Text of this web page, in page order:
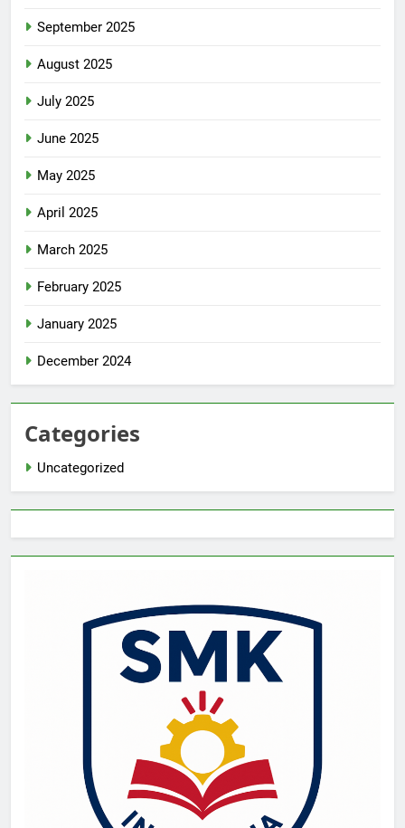
September 2025
August 2025
July 2025
June 2025
May 2025
April 2025
March 2025
February 2025
January 2025
December 2024
Categories
Uncategorized